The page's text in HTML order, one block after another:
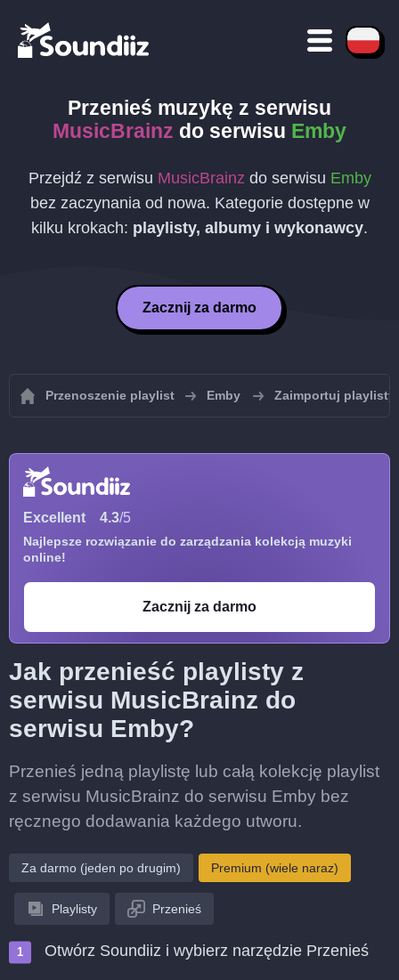
Przenieś muzykę z serwisu
MusicBrainz do serwisu Emby
Przejdź z serwisu MusicBrainz do serwisu Emby
bez zaczynania od nowa. Kategorie dostępne w
kilku krokach: playlisty, albumy i wykonawcy.
Zacznij za darmo
Przenoszenie playlist Emby Zaimportuj playlisty
Excellent 4.3/5
Najlepsze rozwiązanie do zarządzania kolekcją muzyki
online!
Zacznij za darmo
Jak przenieść playlisty z
serwisu MusicBrainz do
serwisu Emby?
Przenieś jedną playlistę lub całą kolekcję playlist
z serwisu MusicBrainz do serwisu Emby bez
ręcznego dodawania każdego utworu.
Za darmo (jeden po drugim) Premium (wiele naraz)
Playlisty Przenieś
Otwórz Soundiiz i wybierz narzędzie Przenieś